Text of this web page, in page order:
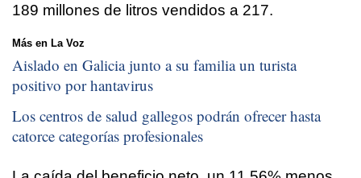
189 millones de litros vendidos a 217.
Más en La Voz
Aislado en Galicia junto a su familia un turista
positivo por hantavirus
Los centros de salud gallegos podrán ofrecer hasta
catorce categorías profesionales